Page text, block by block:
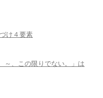
け４要素
～、この限りでない。」は